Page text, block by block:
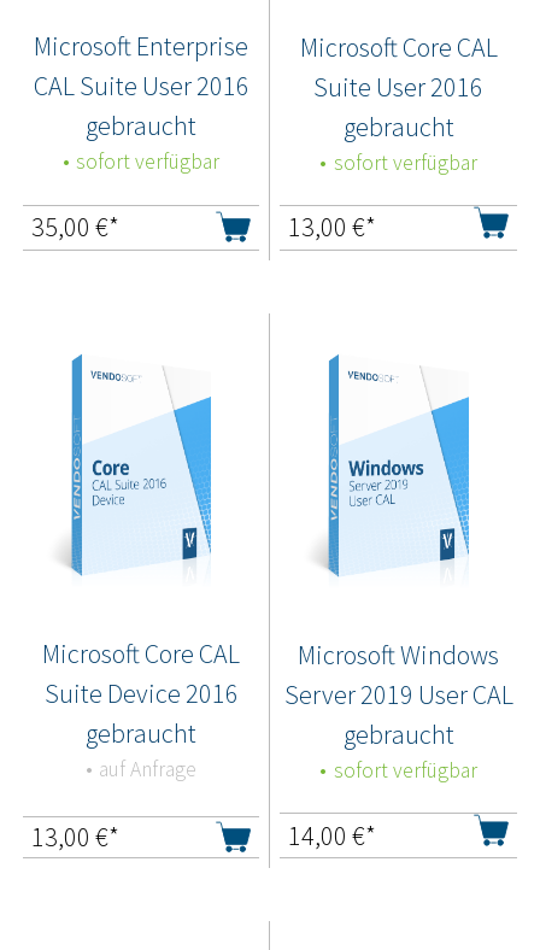
Microsoft Enterprise
CAL Suite User 2016
gebraucht
sofort verfügbar
35,00 €*
Microsoft Core CAL
Suite User 2016
gebraucht
sofort verfügbar
13,00 €*
Microsoft Core CAL
Suite Device 2016
gebraucht
auf Anfrage
13,00 €*
Microsoft Windows
Server 2019 User CAL
gebraucht
sofort verfügbar
14,00 €*